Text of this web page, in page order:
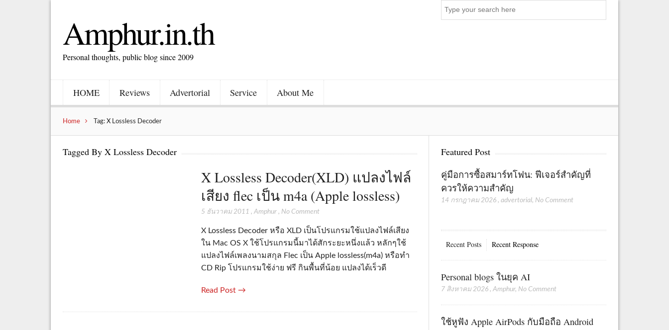
Amphur.in.th
Personal thoughts, public blog since 2009
HOME Reviews Advertorial Service About Me
Home Tag: X Lossless Decoder
Tagged By X Lossless Decoder
X Lossless Decoder(XLD) แปลงไฟล์
เสียง flec เป็น m4a (Apple lossless)
5 ธันวาคม 2011 , Amphur, No Comment
X Lossless Decoder หรือ XLD เป็นโปรแกรมใช้แปลงไฟล์เสียง
ใน Mac OS X ใช้โปรแกรมนี้มาได้สักระยะหนึ่งแล้ว หลักๆใช้
แปลงไฟล์เพลงนามสกุล Flec เป็น Apple lossless(m4a) หรือทำ
CD Rip โปรแกรมใช้ง่าย ฟรี กินพื้นที่น้อย แปลงได้เร็วดี
Read Post →
Featured Post
คู่มือการซื้อสมาร์ทโฟน: ฟีเจอร์สำคัญที่
ควรให้ความสำคัญ
14 กรกฎาคม 2026 ,advertorial, No Comment
Recent Posts Recent Response
Personal blogs ในยุค AI
7 สิงหาคม 2026 ,Amphur, No Comment
ใช้หูฟัง Apple AirPods กับมือถือ Android